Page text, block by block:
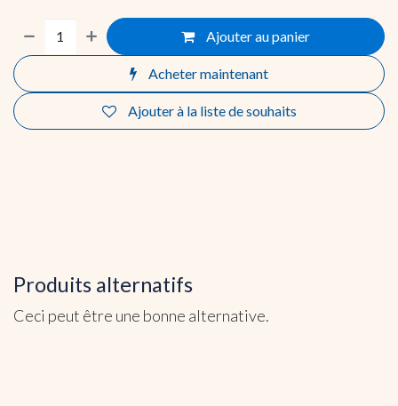
Ajouter au panier
Acheter maintenant
Ajouter à la liste de souhaits
Produits alternatifs
Ceci peut être une bonne alternative.